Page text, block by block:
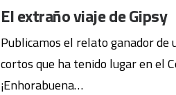
El extraño viaje de Gipsy
Publicamos el relato ganador de
cortos que ha tenido lugar en el
¡Enhorabuena…